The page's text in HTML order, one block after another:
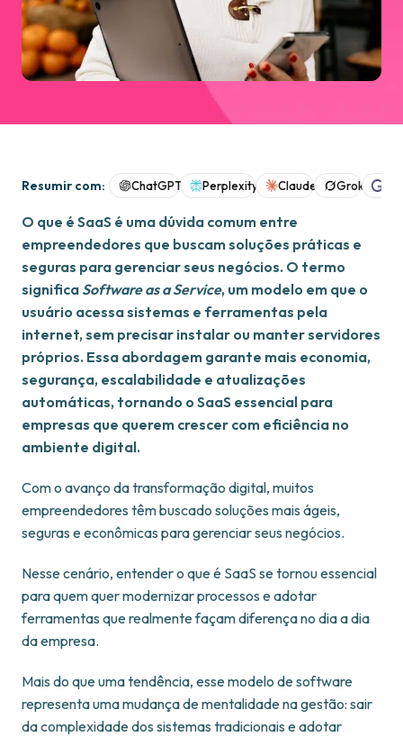
Resumir com: ChatGPT Perplexity Claude Grok
O que é SaaS é uma dúvida comum entre
empreendedores que buscam soluções práticas e
seguras para gerenciar seus negócios. O termo
significa Software as a Service, um modelo em que o
usuário acessa sistemas e ferramentas pela
internet, sem precisar instalar ou manter servidores
próprios. Essa abordagem garante mais economia,
segurança, escalabilidade e atualizações
automáticas, tornando o SaaS essencial para
empresas que querem crescer com eficiência no
ambiente digital.
Com o avanço da transformação digital, muitos
empreendedores têm buscado soluções mais ágeis,
seguras e econômicas para gerenciar seus negócios.
Nesse cenário, entender o que é SaaS se tornou essencial
para quem quer modernizar processos e adotar
ferramentas que realmente façam diferença no dia a dia
da empresa.
Mais do que uma tendência, esse modelo de software
representa uma mudança de mentalidade na gestão: sair
da complexidade dos sistemas tradicionais e adotar